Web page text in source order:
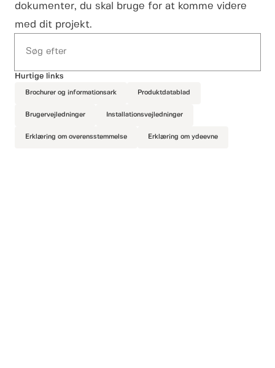
dokumenter, du skal bruge for at komme videre
med dit projekt.
Hurtige links
Brochurer og informationsark Produktdatablad
Brugervejledninger Installationsvejledninger
Erklæring om overensstemmelse Erklæring om ydeevne